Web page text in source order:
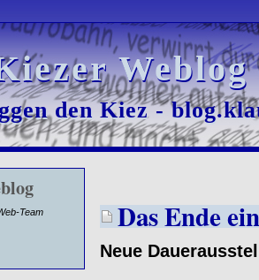
den Kiez -
den Kiez -
Team
Das Ende
Neue